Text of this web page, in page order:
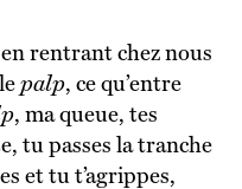
palp, ce qu’entre
, ma queue, tes
tu passes la tranche
et tu t’agrippes,